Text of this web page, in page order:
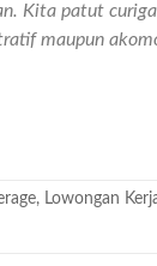
Kita patut
maupun
, Lowongan